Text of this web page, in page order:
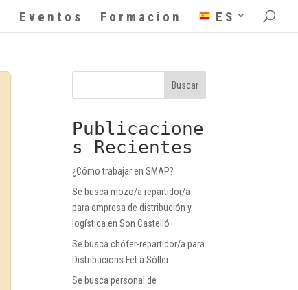
Eventos Formacion ES
Buscar
Publicacione
s Recientes
¿Cómo trabajar en SMAP?
Se busca mozo/a repartidor/a
para empresa de distribución y
logística en Son Castelló
Se busca chófer-repartidor/a para
Distribucions Fet a Sóller
Se busca personal de